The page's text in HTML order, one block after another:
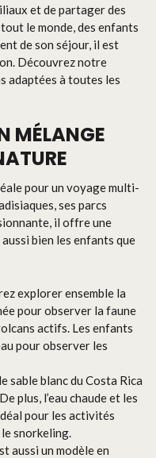
et de partager des
le monde, des enfants
de son séjour, il est
Découvrez notre
adaptées à toutes les
MÉLANGE
pour un voyage multi-
ses parcs
il offre une
bien les enfants que
explorer ensemble la
pour observer la faune
actifs. Les enfants
pour observer les
sable blanc du Costa Rica
plus, l’eau chaude et les
pour les activités
snorkeling.
aussi un modèle en